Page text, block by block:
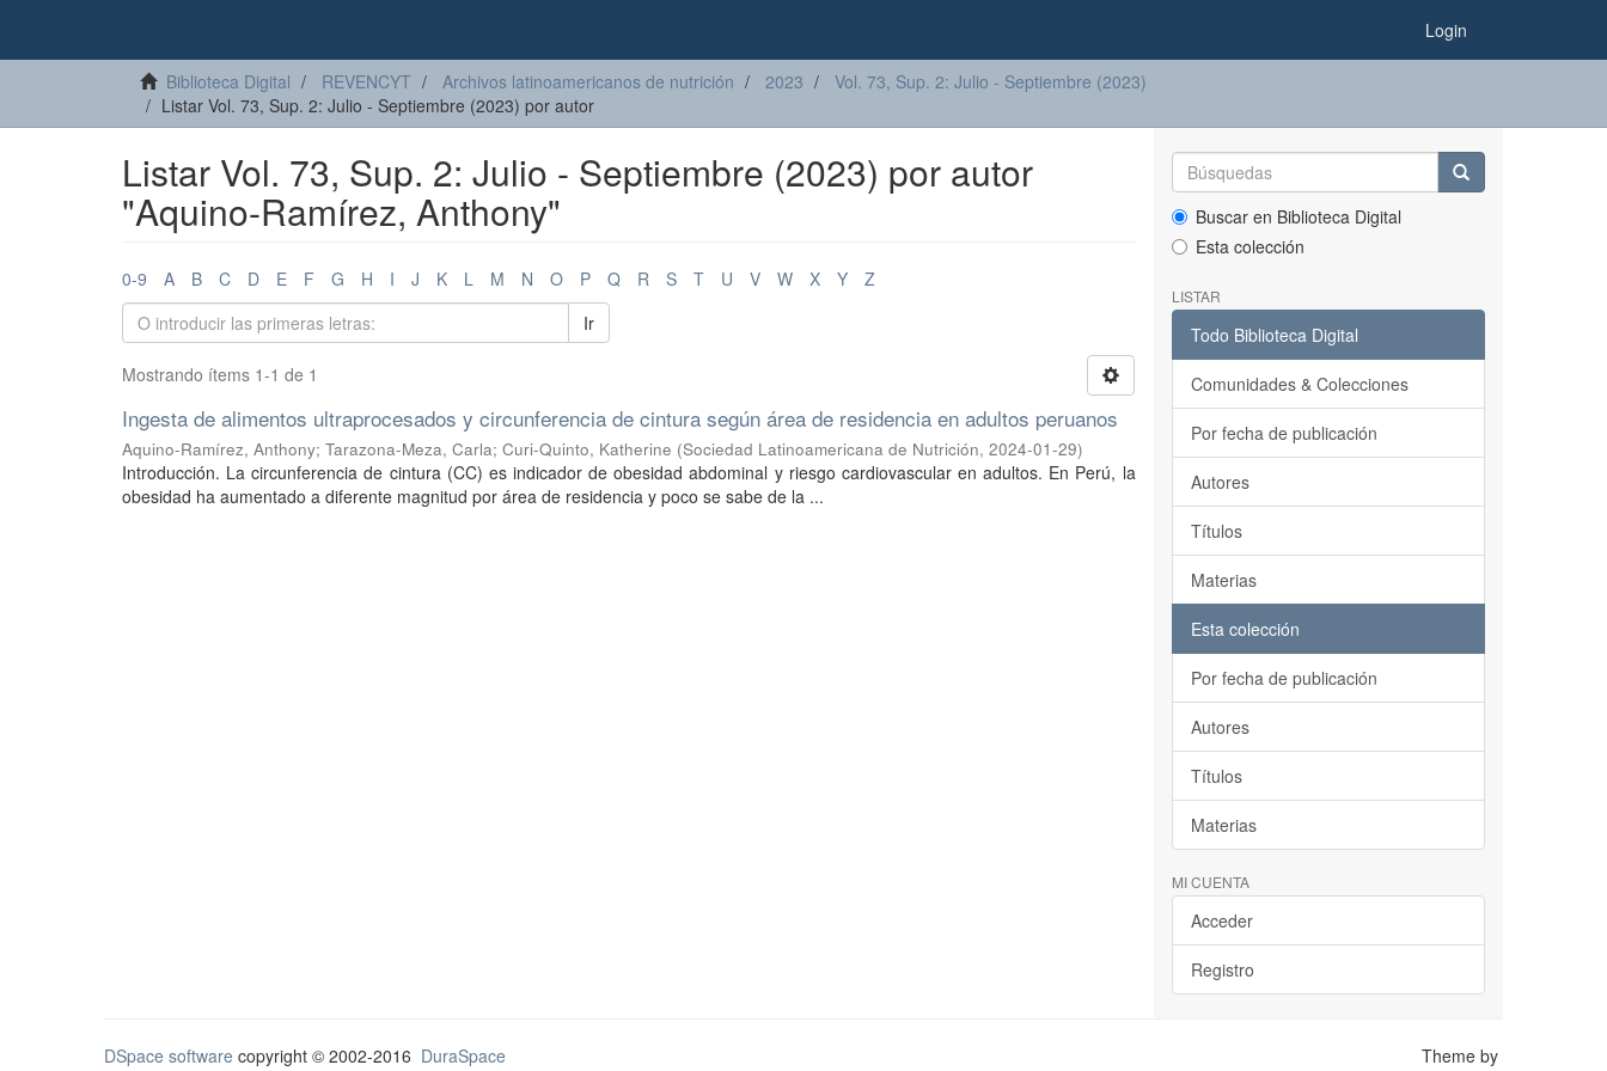
Login
Biblioteca Digital REVENCYT Archivos latinoamericanos de nutrición 2023
Vol. 73, Sup. 2: Julio - Septiembre (2023)
Listar Vol. 73, Sup. 2: Julio - Septiembre (2023) por autor
Listar Vol. 73, Sup. 2: Julio - Septiembre (2023) por autor
"Aquino-Ramírez, Anthony"
0-9 A B C D E F G H I J K L M N O P Q R S T U V W X Y
Z
Ir
Mostrando ítems 1-1 de 1
Ingesta de alimentos ultraprocesados y circunferencia de cintura según área de residencia en adultos peruanos
Aquino-Ramírez, Anthony; Tarazona-Meza, Carla; Curi-Quinto, Katherine (Sociedad Latinoamericana de Nutrición, 2024-01-29)
Introducción. La circunferencia de cintura (CC) es indicador de obesidad abdominal y riesgo cardiovascular en adultos. En Perú, la
obesidad ha aumentado a diferente magnitud por área de residencia y poco se sabe de la ...
Buscar en Biblioteca Digital
Esta colección
LISTAR
Todo Biblioteca Digital
Comunidades & Colecciones
Por fecha de publicación
Autores
Títulos
Materias
Esta colección
Por fecha de publicación
Autores
Títulos
Materias
MI CUENTA
Acceder
Registro
DSpace software copyright © 2002-2016 DuraSpace
Theme by